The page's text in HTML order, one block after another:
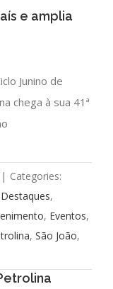
e amplia
Junino de
chega à sua 41ª
| Categories:
Destaques,
, Eventos,
, São João,